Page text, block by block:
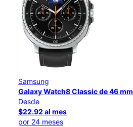
Samsung
Galaxy Watch8 Classic de 46 mm
Desde
$22.92 al mes
por 24 meses